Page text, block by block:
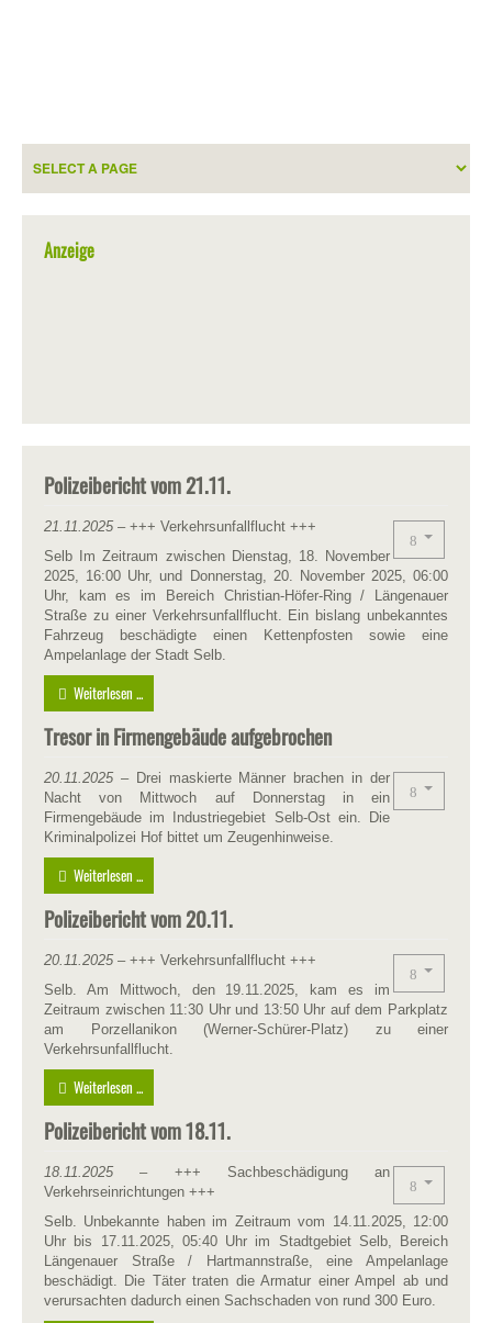
Anzeige
Polizeibericht vom 21.11.
21.11.2025 – +++ Verkehrsunfallflucht +++
Selb Im Zeitraum zwischen Dienstag, 18. November
2025, 16:00 Uhr, und Donnerstag, 20. November 2025, 06:00
Uhr, kam es im Bereich Christian-Höfer-Ring / Längenauer
Straße zu einer Verkehrsunfallflucht. Ein bislang unbekanntes
Fahrzeug beschädigte einen Kettenpfosten sowie eine
Ampelanlage der Stadt Selb.
Weiterlesen ...
Tresor in Firmengebäude aufgebrochen
20.11.2025 – Drei maskierte Männer brachen in der
Nacht von Mittwoch auf Donnerstag in ein
Firmengebäude im Industriegebiet Selb-Ost ein. Die
Kriminalpolizei Hof bittet um Zeugenhinweise.
Weiterlesen ...
Polizeibericht vom 20.11.
20.11.2025 – +++ Verkehrsunfallflucht +++
Selb. Am Mittwoch, den 19.11.2025, kam es im
Zeitraum zwischen 11:30 Uhr und 13:50 Uhr auf dem Parkplatz
am Porzellanikon (Werner-Schürer-Platz) zu einer
Verkehrsunfallflucht.
Weiterlesen ...
Polizeibericht vom 18.11.
18.11.2025 – +++ Sachbeschädigung an
Verkehrseinrichtungen +++
Selb. Unbekannte haben im Zeitraum vom 14.11.2025, 12:00
Uhr bis 17.11.2025, 05:40 Uhr im Stadtgebiet Selb, Bereich
Längenauer Straße / Hartmannstraße, eine Ampelanlage
beschädigt. Die Täter traten die Armatur einer Ampel ab und
verursachten dadurch einen Sachschaden von rund 300 Euro.